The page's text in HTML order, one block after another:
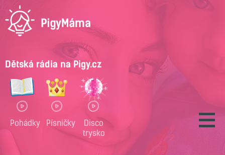
Dětská rádia na Pigy.cz
Pohádky Písničky
Disco
trysko